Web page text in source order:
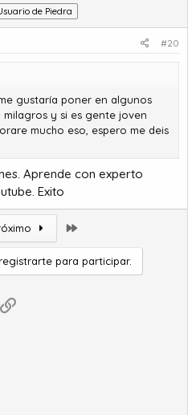
de Piedra
#20
gustaría poner en algunos
y si es gente joven
mucho eso, espero me deis
Aprende con experto
Exito
para participar.